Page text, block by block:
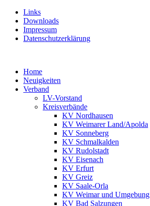
Links
Downloads
Impressum
Datenschutzerklärung
Home
Neuigkeiten
Verband
LV-Vorstand
Kreisverbände
KV Nordhausen
KV Weimarer Land/Apolda
KV Sonneberg
KV Schmalkalden
KV Rudolstadt
KV Eisenach
KV Erfurt
KV Greiz
KV Saale-Orla
KV Weimar und Umgebung
KV Bad Salzungen